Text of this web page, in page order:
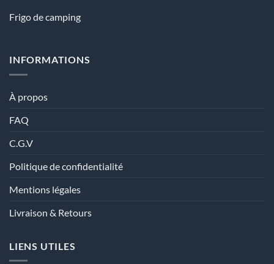
Frigo de camping
INFORMATIONS
À propos
FAQ
C.G.V
Politique de confidentialité
Mentions légales
Livraison & Retours
LIENS UTILES